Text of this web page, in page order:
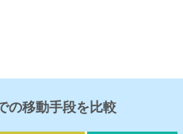
の移動手段を比較